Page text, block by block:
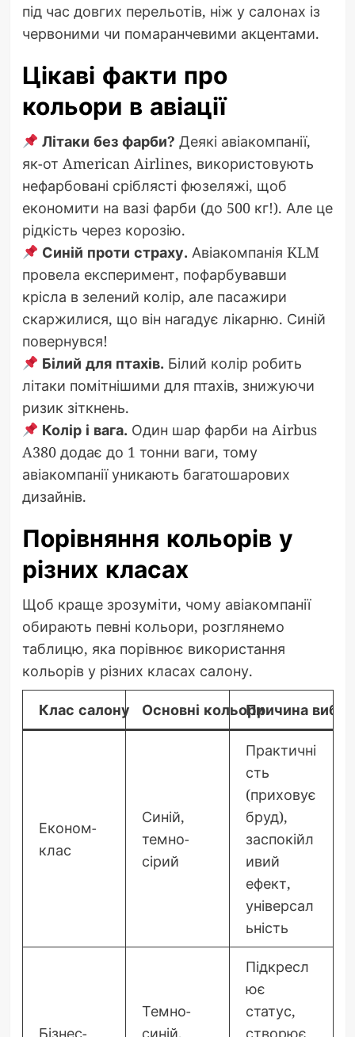
під час довгих перельотів, ніж у салонах із
червоними чи помаранчевими акцентами.
Цікаві факти про
кольори в авіації
Літаки без фарби? Деякі авіакомпанії,
як-от American Airlines, використовують
нефарбовані сріблясті фюзеляжі, щоб
економити на вазі фарби (до 500 кг!). Але це
рідкість через корозію.
Синій проти страху. Авіакомпанія KLM
провела експеримент, пофарбувавши
крісла в зелений колір, але пасажири
скаржилися, що він нагадує лікарню. Синій
повернувся!
Білий для птахів. Білий колір робить
літаки помітнішими для птахів, знижуючи
ризик зіткнень.
Колір і вага. Один шар фарби на Airbus
A380 додає до 1 тонни ваги, тому
авіакомпанії уникають багатошарових
дизайнів.
Порівняння кольорів у
різних класах
Щоб краще зрозуміти, чому авіакомпанії
обирають певні кольори, розглянемо
таблицю, яка порівнює використання
кольорів у різних класах салону.
Клас салону Основні кольориПричина
Економ-
клас
Синій,
темно-
сірий
Практичні
сть
(приховує
бруд),
заспокійл
ивий
ефект,
універсал
ьність
Бізнес-
Темно-
синій,
Підкресл
ює
статус,
створює